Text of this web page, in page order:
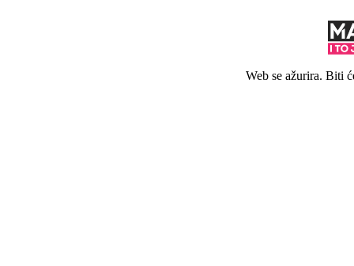
Web se ažurira. Biti